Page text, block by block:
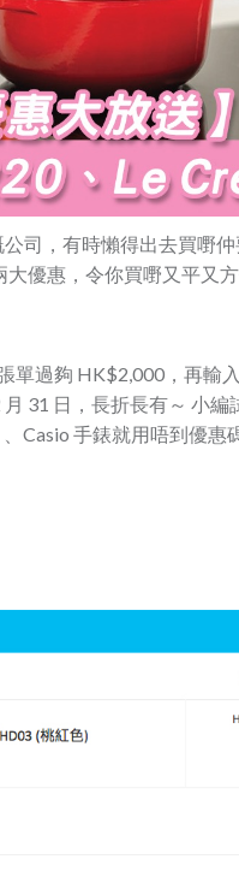
公司，有時懶得出去買嘢
優惠，令你買嘢又平又方
單過夠 HK$2,000，再輸
31 日，長折長有～ 小
Casio 手錶就用唔到優惠